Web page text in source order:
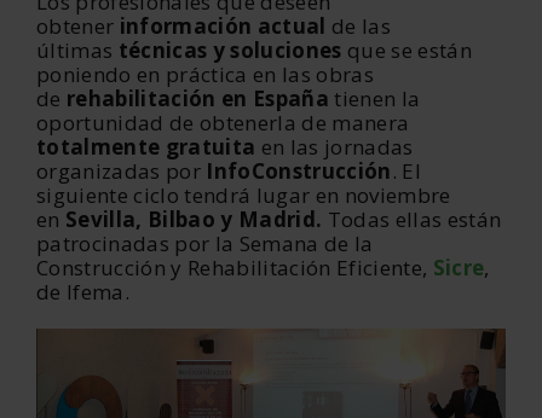
obtener información actual de las
últimas técnicas y soluciones que se están
poniendo en práctica en las obras
de rehabilitación en España tienen la
oportunidad de obtenerla de manera
totalmente gratuita en las jornadas
organizadas por InfoConstrucción. El
siguiente ciclo tendrá lugar en noviembre
en Sevilla, Bilbao y Madrid. Todas ellas están
patrocinadas por la Semana de la
Construcción y Rehabilitación Eficiente, Sicre,
de Ifema.